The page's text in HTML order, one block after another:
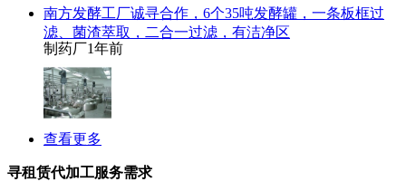
南方发酵工厂诚寻合作，6个35吨发酵罐，一条板框过
滤、菌渣萃取，二合一过滤，有洁净区
制药厂1年前
查看更多
寻租赁代加工服务需求